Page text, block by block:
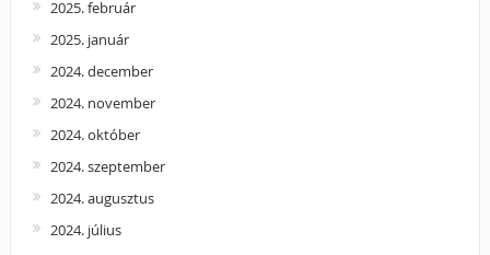
2025. február
2025. január
2024. december
2024. november
2024. október
2024. szeptember
2024. augusztus
2024. július